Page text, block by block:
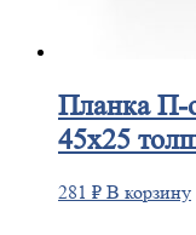
ПланкаП-
45х25
281 ₽ В корзину